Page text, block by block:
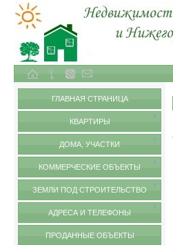
ГЛАВНАЯ СТРАНИЦА
КВАРТИРЫ
ДОМА, УЧАСТКИ
КОММЕРЧЕСКИЕ ОБЪЕКТЫ
ЗЕМЛИ ПОД СТРОИТЕЛЬСТВО
АДРЕСА И ТЕЛЕФОНЫ
ПРОДАННЫЕ ОБЪЕКТЫ